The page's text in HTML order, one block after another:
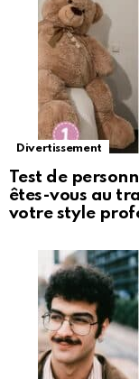
Divertissement
Test de
êtes-vous au
votre style